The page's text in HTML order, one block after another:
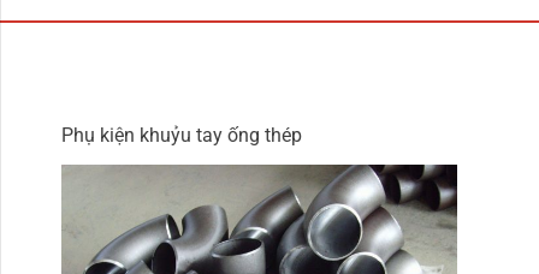
Phụ kiện khuỷu tay ống thép